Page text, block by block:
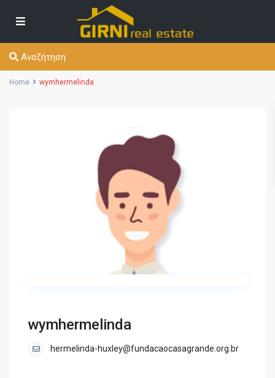
Αναζήτηση
Home wymhermelinda
wymhermelinda
hermelinda-huxley@fundacaocasagrande.org.br